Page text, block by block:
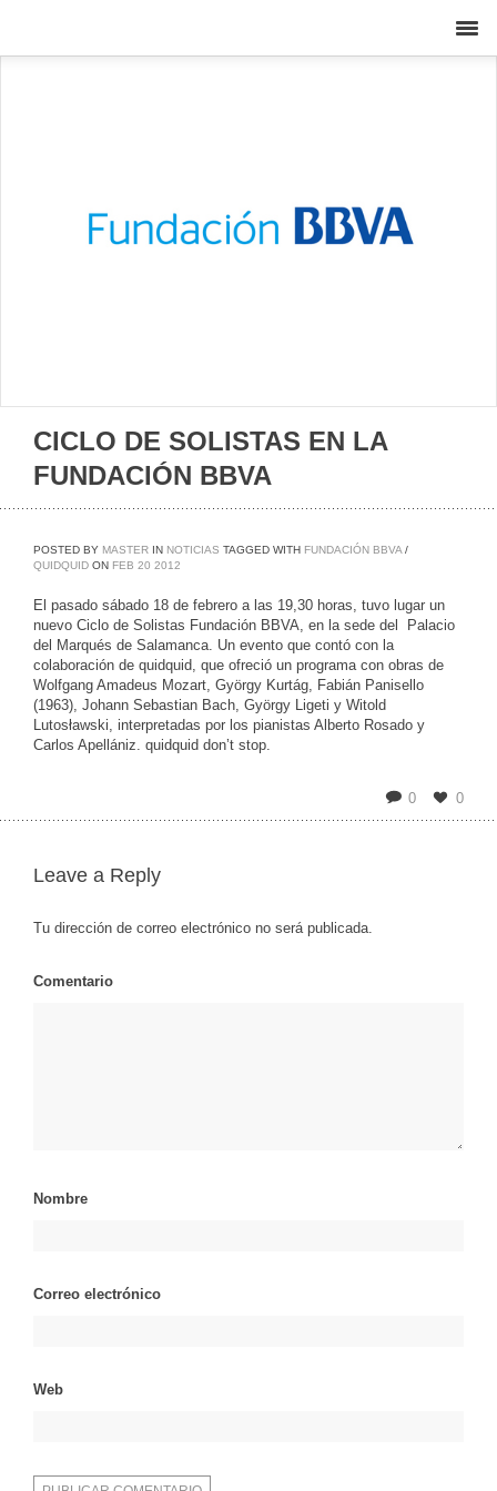
CICLO DE SOLISTAS EN LA
FUNDACIÓN BBVA
POSTED BY MASTER IN NOTICIAS TAGGED WITH FUNDACIÓN BBVA/
QUIDQUID ON FEB 20 2012
El pasado sábado 18 de febrero a las 19,30 horas, tuvo lugar un
nuevo Ciclo de Solistas Fundación BBVA, en la sede del Palacio
del Marqués de Salamanca. Un evento que contó con la
colaboración de quidquid, que ofreció un programa con obras de
Wolfgang Amadeus Mozart, György Kurtág, Fabián Panisello
(1963), Johann Sebastian Bach, György Ligeti y Witold
Lutosławski, interpretadas por los pianistas Alberto Rosado y
Carlos Apellániz. quidquid don’t stop.
0 0
Leave a Reply
Tu dirección de correo electrónico no será publicada.
Comentario
Nombre
Correo electrónico
Web